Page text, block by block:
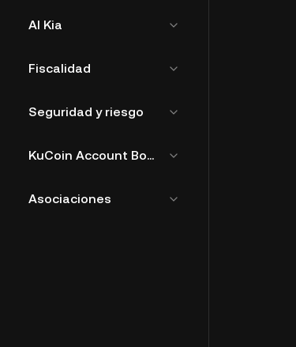
AI Kia
Fiscalidad
Seguridad y riesgo
KuCoin Account Bound Token
Asociaciones